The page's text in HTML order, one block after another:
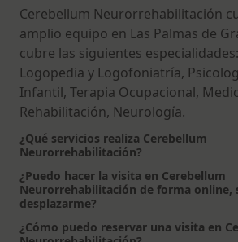
Cerebellum Neurorrehabilitación
amplio equipo en Las Palmas de
cubre las siguientes
Logopedia y Logofoniatría,
Infantil, Terapia Ocupacional,
Rehabilitación, Neurología.
¿Qué servicios realiza Cerebellum
Neurorrehabilitación?
¿Puedo hacer la visita en Cerebellum
Neurorrehabilitación de forma online,
desplazarme?
¿Cómo puedo reservar una visita en